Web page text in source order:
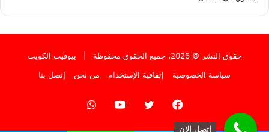
حقوق النشر © 2026، جميع الحقوق محفوظة |
بيوفيت الكويت
سياسة الخصوصية
إتفاقية الإستخدام من نحن إتصل بنا
فيسبوك تويتر يوتيوب
اتصل الان